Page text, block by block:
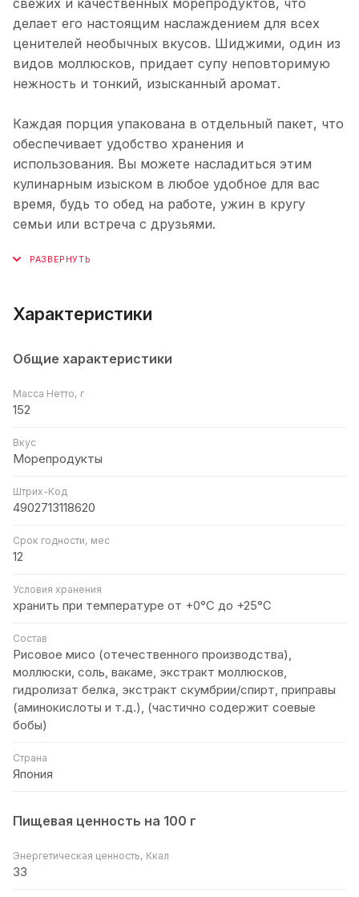
делает его настоящим наслаждением для всех
ценителей необычных вкусов. Шиджими, один из
видов моллюсков, придает супу неповторимую
нежность и тонкий, изысканный аромат.
Каждая порция упакована в отдельный пакет, что
обеспечивает удобство хранения и
использования. Вы можете насладиться этим
кулинарным изыском в любое удобное для вас
время, будь то обед на работе, ужин в кругу
семьи или встреча с друзьями.
Характеристики
Общие характеристики
Масса Нетто, г
152
Вкус
Морепродукты
Штрих-Код
4902713118620
Срок годности, мес
12
Условия хранения
хранить при температуре от +0°С до +25°С
Состав
Рисовое мисо (отечественного производства),
моллюски, соль, вакаме, экстракт моллюсков,
гидролизат белка, экстракт скумбрии/спирт, приправы
(аминокислоты и т.д.), (частично содержит соевые
бобы)
Страна
Япония
Пищевая ценность на 100 г
Энергетическая ценность, Ккал
33